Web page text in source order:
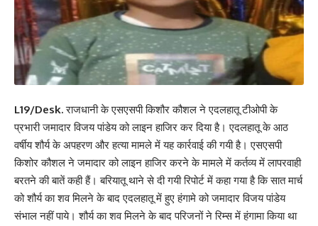
L19/Desk.राजधानी के एसएसपी किशौर कौशल ने एदलहातू टीओपी के
प्रभारी जमादार विजय पांडेय को लाइन हाजिर कर दिया है। एदलहातू के आठ
वर्षीय शौर्य के अपहरण और हत्या मामले में यह कार्रवाई की गयी है। एसएसपी
किशोर कौशल ने जमादार को लाइन हाजिर करने के मामले में कर्तव्य में लापरवाही
बरतने की बातें कही हैं। बरियातू थाने से दी गयी रिपोर्ट में कहा गया है कि सात मार्च
को शौर्य का शव मिलने के बाद एदलहातू में हुए हंगामे को जमादार विजय पांडेय
संभाल नहीं पाये। शौर्य का शव मिलने के बाद परिजनों ने रिम्स में हंगामा किया था